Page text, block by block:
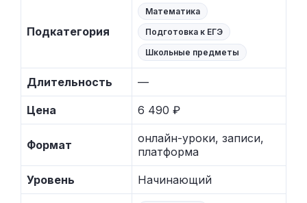
Подкатегория
Математика
Подготовка к ЕГЭ
Школьные предметы
Длительность —
Цена 6 490 ₽
Формат
онлайн-уроки, записи,
платформа
Уровень Начинающий